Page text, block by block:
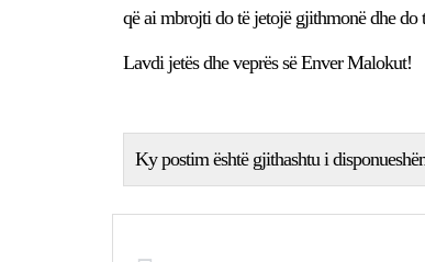
që ai mbrojti do të jetojë gjithmonë dhe do
Lavdi jetës dhe veprës së Enver Malokut!
Ky postim është gjithashtu i